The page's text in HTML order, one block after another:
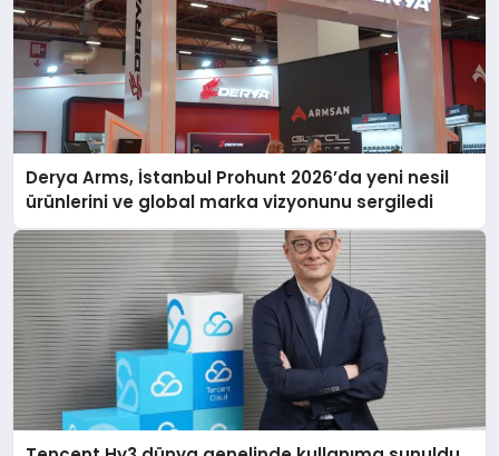
Derya Arms, İstanbul Prohunt 2026’da yeni nesil
ürünlerini ve global marka vizyonunu sergiledi